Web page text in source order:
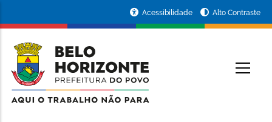
conteúdo
principal
da
Prefeitura
de
Acessibilidade Alto Contraste